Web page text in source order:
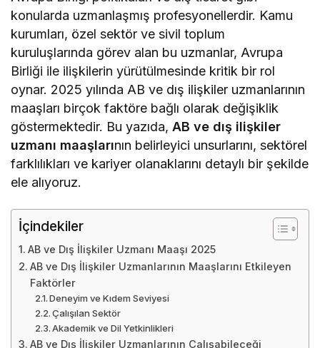
konularda uzmanlaşmış profesyonellerdir. Kamu
kurumları, özel sektör ve sivil toplum
kuruluşlarında görev alan bu uzmanlar, Avrupa
Birliği ile ilişkilerin yürütülmesinde kritik bir rol
oynar. 2025 yılında AB ve dış ilişkiler uzmanlarının
maaşları birçok faktöre bağlı olarak değişiklik
göstermektedir. Bu yazıda,AB ve dış ilişkiler
uzmanı maaşlarının belirleyici unsurlarını, sektörel
farklılıkları ve kariyer olanaklarını detaylı bir şekilde
ele alıyoruz.
İçindekiler
AB ve Dış İlişkiler Uzmanı Maaşı 2025
AB ve Dış İlişkiler Uzmanlarının Maaşlarını Etkileyen
Faktörler
Deneyim ve Kıdem Seviyesi
Çalışılan Sektör
Akademik ve Dil Yetkinlikleri
AB ve Dış İlişkiler Uzmanlarının Çalışabileceği